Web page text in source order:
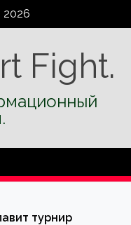
2026
Fight.
турнир